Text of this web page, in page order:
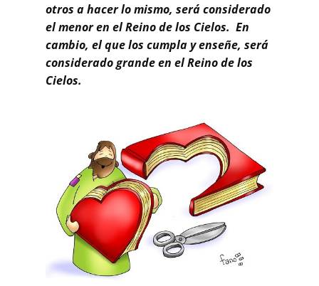
otros a hacer lo mismo, será considerado
el menor en el Reino de los Cielos. En
cambio, el que los cumpla y enseñe, será
considerado grande en el Reino de los
Cielos.